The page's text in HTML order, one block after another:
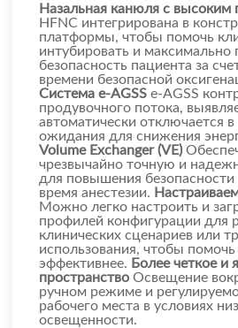
Назальная канюля с высоким
HFNC интегрирована в
платформы, чтобы помочь
интубировать и максимально
безопасность пациента за
времени безопасной
Система e-AGSS e-AGSS
продувочного потока,
автоматически отключается
ожидания для снижения
Volume Exchanger (VE)
чрезвычайно точную и
для повышения безопасности
время анестезии.
Можно легко настроить и
профилей конфигурации для
клинических сценариев или
использования, чтобы
эффективнее. Более четкое и
пространство Освещение
ручном режиме и
рабочего места в условиях
освещенности.